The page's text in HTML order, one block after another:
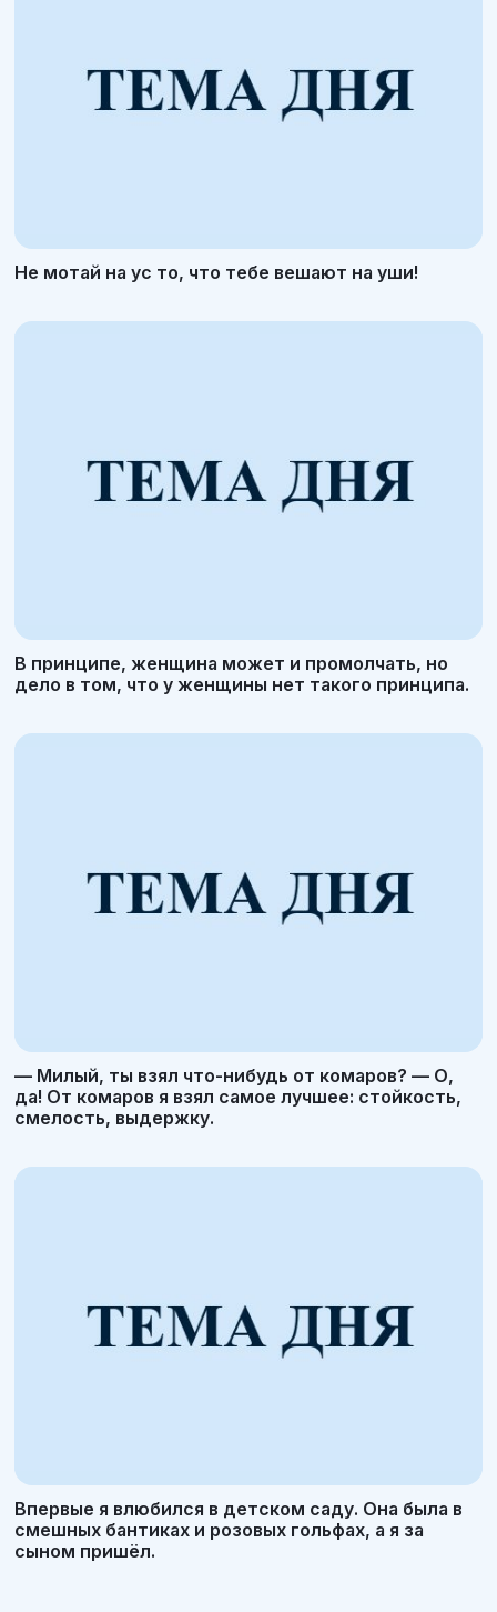
Не мотай на ус то, что тебе вешают на уши!
В принципе, женщина может и промолчать, но
дело в том, что у женщины нет такого принципа.
— Милый, ты взял что-нибудь от комаров? — О,
да! От комаров я взял самое лучшее: стойкость,
смелость, выдержку.
Впервые я влюбился в детском саду. Она была в
смешных бантиках и розовых гольфах, а я за
сыном пришёл.